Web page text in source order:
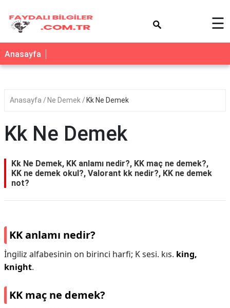
☰
Anasayfa
Anasayfa Ne Demek Kk Ne Demek
Kk Ne Demek
Kk Ne Demek, KK anlamı nedir?, KK maç ne demek?,
KK ne demek okul?, Valorant kk nedir?, KK ne demek
not?
KK anlamı nedir?
İngiliz alfabesinin on birinci harfi; K sesi. kıs. king,
knight.
KK maç ne demek?